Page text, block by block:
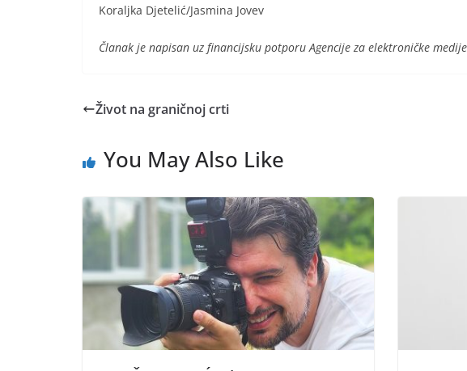
Koraljka Djetelić/Jasmina Jovev
Članak je napisan uz financijsku potporu Agencije za elektroničke
Život na graničnoj crti
You May Also Like